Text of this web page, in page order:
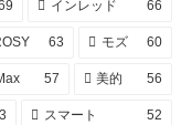
インレッド 66
63 モズ 60
57 美的 56
スマート 52